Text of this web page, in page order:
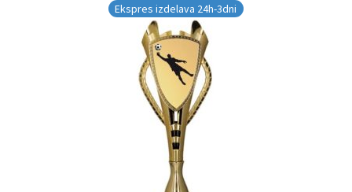
Ekspres izdelava 24h-3dni